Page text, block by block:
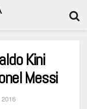
Kini
Messi